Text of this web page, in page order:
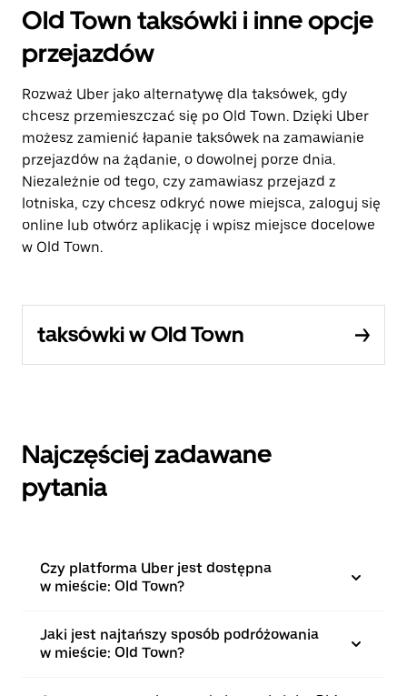
Old Town taksówki i inne opcje
przejazdów
Rozważ Uber jako alternatywę dla taksówek, gdy
chcesz przemieszczać się po Old Town. Dzięki Uber
możesz zamienić łapanie taksówek na zamawianie
przejazdów na żądanie, o dowolnej porze dnia.
Niezależnie od tego, czy zamawiasz przejazd z
lotniska, czy chcesz odkryć nowe miejsca, zaloguj się
online lub otwórz aplikację i wpisz miejsce docelowe
w Old Town.
taksówki w Old Town
Najczęściej zadawane
pytania
Czy platforma Uber jest dostępna
w mieście: Old Town?
Jaki jest najtańszy sposób podróżowania
w mieście: Old Town?